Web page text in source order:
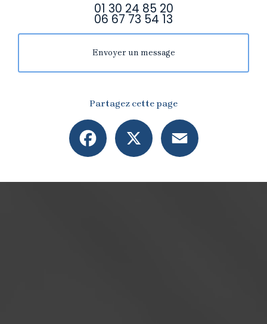
01 30 24 85 20
06 67 73 54 13
Envoyer un message
Partagez cette page
Facebook